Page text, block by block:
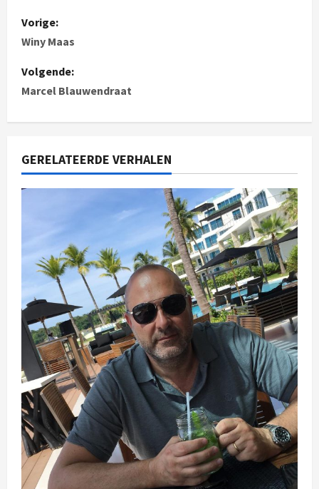
Vorige:
Winy Maas
Volgende:
Marcel Blauwendraat
GERELATEERDE VERHALEN